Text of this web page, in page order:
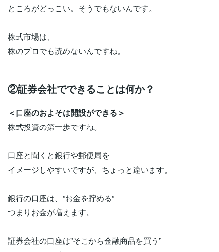
ところがどっこい。そうでもないんです。
株式市場は、
株のプロでも読めないんですね。
②証券会社でできることは何か？
＜口座のおよそは開設ができる＞
株式投資の第一歩ですね。
口座と聞くと銀行や郵便局を
イメージしやすいですが、ちょっと違います。
銀行の口座は、”お金を貯める”
つまりお金が増えます。
証券会社の口座は”そこから金融商品を買う”